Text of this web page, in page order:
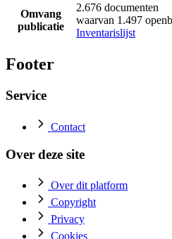
Omvang
publicatie
2.676 documenten
waarvan 1.497
Inventarislijst
Footer
Service
Contact
Over deze site
Over dit platform
Copyright
Privacy
Cookies